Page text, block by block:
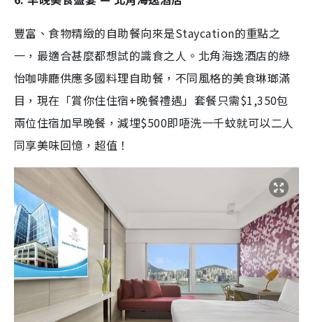
豐富、食物精緻的自助餐向來是Staycation的重點之
一，最適合甚麼都想試的識食之人。北角海逸酒店的綠
怡咖啡廳供應多國料理自助餐，不同風格的美食琳瑯滿
目，現在「賞你住住宿+晚餐禮遇」套餐只需$1,350包
兩位住宿加早晚餐，減埋$500即唔洗一千蚊就可以二人
同享美味回憶，超值！